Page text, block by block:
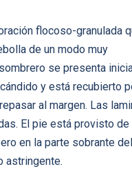
flocoso-granulada
de un modo muy
se presenta
y está recubierto
al margen. Las
El pie está provisto
en la parte sobrante
astringente.